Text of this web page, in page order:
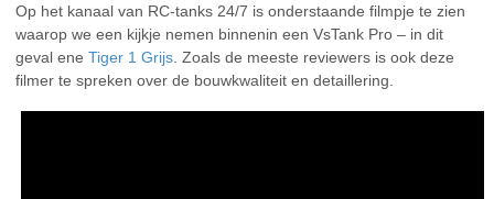
Op het kanaal van RC-tanks 24/7 is onderstaande filmpje te zien
waarop we een kijkje nemen binnenin een VsTank Pro – in dit
geval ene Tiger 1 Grijs . Zoals de meeste reviewers is ook deze
filmer te spreken over de bouwkwaliteit en detaillering.